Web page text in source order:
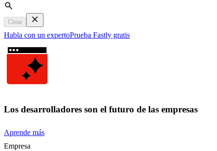
Search
Clear
Habla con un expertoPrueba Fastly gratis
Los desarrolladores son el futuro de las empresas
Aprende más
Empresa